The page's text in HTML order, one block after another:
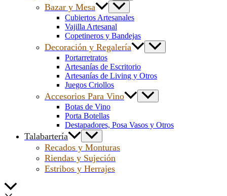
Bazar y Mesa
Cubiertos Artesanales
Vajilla Artesanal
Copetineros y Bandejas
Decoración y Regalería
Portarretratos
Artesanías de Escritorio
Artesanías de Living y Otros
Juegos Criollos
Accesorios Para Vino
Botas de Vino
Porta Botellas
Destapadores, Posa Vasos y Otros
Talabartería
Recados y Monturas
Riendas y Sujeción
Estribos y Herrajes